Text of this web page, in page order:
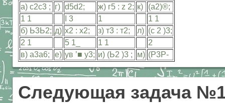
а) с2с3 ; г) d5d2; ж) г5 : z 2; к)
(а2)®;
1 1
I 3 1
1 1
б) Ь3Ь2; д) х2 : х2; з) т3 : т2; л) (с 2 )3;
2 1
5 1_ 1 1
2
в) а3а6;
е) ув ’■ у3; и) (Ь2 )3 ; м) (Р3Р-
Следующая задача